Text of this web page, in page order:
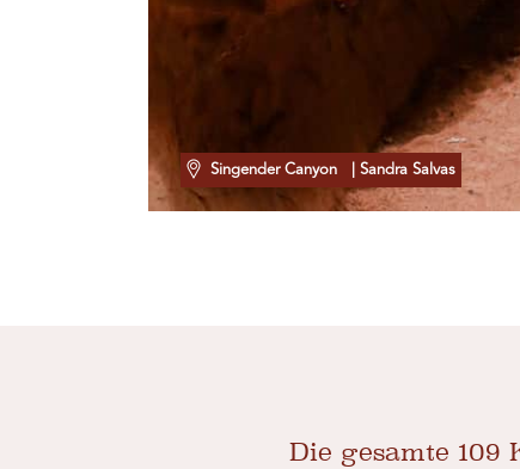
Singender Canyon | Sandra Salvas
Die gesamte